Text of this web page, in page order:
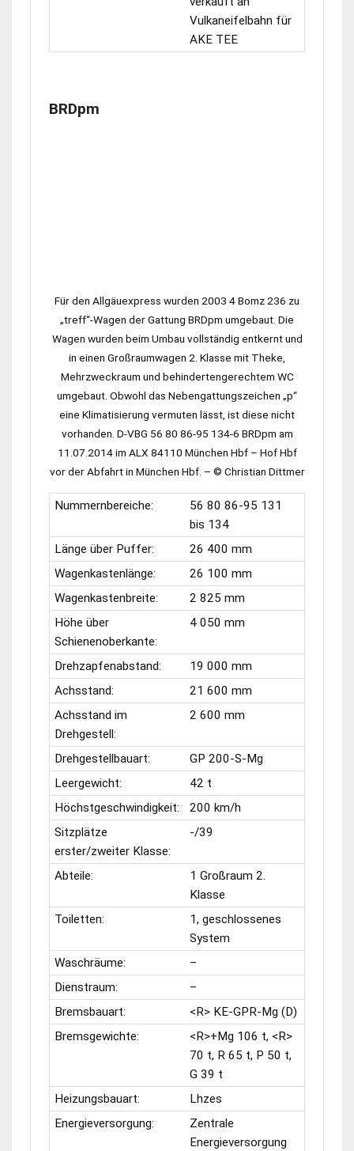
Vulkaneifelbahn für
AKE TEE
BRDpm
Für den Allgäuexpress wurden 2003 4Bomz 236 zu
„treff“-Wagen der Gattung BRDpm umgebaut. Die
Wagen wurden beim Umbau vollständig entkernt und
in einen Großraumwagen 2. Klasse mit Theke,
Mehrzweckraum und behindertengerechtem WC
umgebaut. Obwohl das Nebengattungszeichen „p“
eine Klimatisierung vermuten lässt, ist diese nicht
vorhanden. D-VBG 56 80 86-95 134-6 BRDpm am
11.07.2014 im ALX 84110 München Hbf– Hof Hbf
vor der Abfahrt in München Hbf. – © Christian Dittmer
Nummernbereiche:
56 80 86-95 131
bis 134
Länge über Puffer:
26 400 mm
Wagenkastenlänge:
26 100 mm
Wagenkastenbreite:
2 825 mm
Höhe über
Schienenoberkante:
4 050 mm
Drehzapfenabstand:
19 000 mm
Achsstand:
21 600 mm
Achsstand im
Drehgestell:
2 600 mm
Drehgestellbauart:
GP 200-S-Mg
Leergewicht:
42 t
Höchstgeschwindigkeit:
200 km/h
Sitzplätze
erster/zweiter Klasse:
-/39
Abteile:
1 Großraum 2.
Klasse
Toiletten:
1, geschlossenes
System
Waschräume:
–
Dienstraum:
–
Bremsbauart:
<R> KE-GPR-Mg (D)
Bremsgewichte:
<R>+Mg 106 t, <R>
70 t, R 65 t, P 50 t,
G 39 t
Heizungsbauart:
Lhzes
Energieversorgung:
Zentrale
Energieversorgung